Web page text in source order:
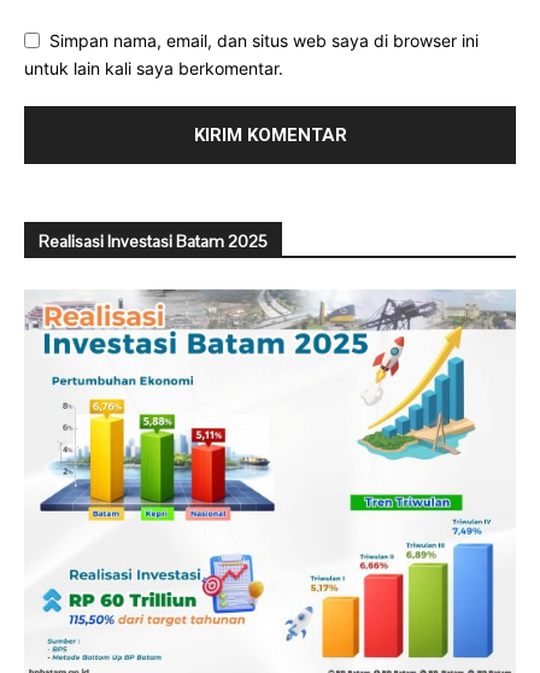
Simpan nama, email, dan situs web saya di browser ini
untuk lain kali saya berkomentar.
Realisasi Investasi Batam 2025